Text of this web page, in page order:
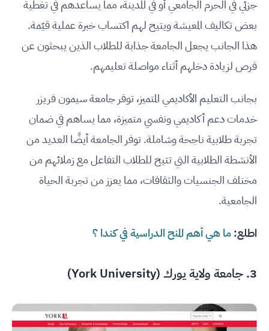
جزئي في الحرم الجامعي أو في المدينة، مما يساعدهم في تغطية
بعض تكاليف المعيشة ويتيح لهم اكتساب خبرة عملية قيّمة.
هذا الجانب يجعل الجامعة جذابة للطلاب الذين يبحثون عن
فرص لزيادة دخلهم أثناء مواصلة تعليمهم.
بجانب التعليم الأكاديمي المتميز، توفر جامعة سيمون فريزر
خدمات دعم أكاديمي ونفسي متميزة، مما يساهم في ضمان
تجربة طلابية ناجحة وشاملة. توفر الجامعة أيضًا العديد من
الأنشطة الطلابية التي تتيح للطلاب التفاعل مع زملائهم من
مختلف الجنسيات والثقافات، مما يعزز من تجربة الحياة
الجامعية.
اطلع:ما هي أهم المنح الدراسية في كندا ؟
3. جامعة ولاية يورك (York University)